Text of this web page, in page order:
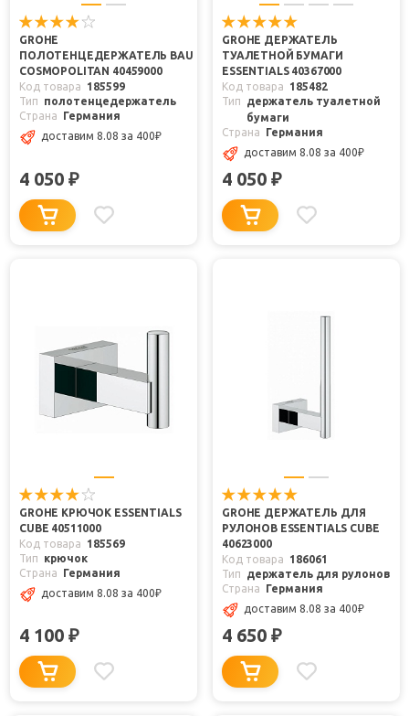
GROHE
ПОЛОТЕНЦЕДЕРЖАТЕЛЬ BAU
COSMOPOLITAN 40459000
Код товара
185599
Тип
полотенцедержатель
Страна
Германия
доставим 8.08 за 400₽
4 050 ₽
GROHE ДЕРЖАТЕЛЬ
ТУАЛЕТНОЙ БУМАГИ
ESSENTIALS 40367000
Код товара
185482
Тип
держатель туалетной
бумаги
Страна
Германия
доставим 8.08 за 400₽
4 050 ₽
GROHE КРЮЧОК ESSENTIALS
CUBE 40511000
Код товара
185569
Тип
крючок
Страна
Германия
доставим 8.08 за 400₽
4 100 ₽
GROHE ДЕРЖАТЕЛЬ ДЛЯ
РУЛОНОВ ESSENTIALS CUBE
40623000
Код товара
186061
Тип
держатель для рулонов
Страна
Германия
доставим 8.08 за 400₽
4 650 ₽